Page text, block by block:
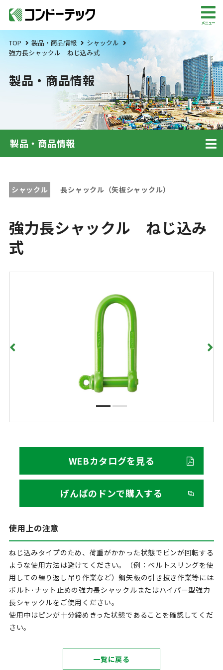
メニュー
TOP 製品・商品情報
シャックル
強力長シャックル ねじ込み式
製品・商品情報
製品・商品情報
シャックル 長シャックル（矢板シャックル）
強力長シャックル ねじ込み
式
WEBカタログを見る
げんばのドンで購入する
使用上の注意
ねじ込みタイプのため、荷重がかかった状態でピンが回転する
ような使用方法は避けてください。（例：ベルトスリングを使
用しての繰り返し吊り作業など）鋼矢板の引き抜き作業等には
ボルト･ナット止めの強力長シャックルまたはハイパー型強力
長シャックルをご使用ください。
使用中はピンが十分締めきった状態であることを確認してくだ
さい。
一覧に戻る